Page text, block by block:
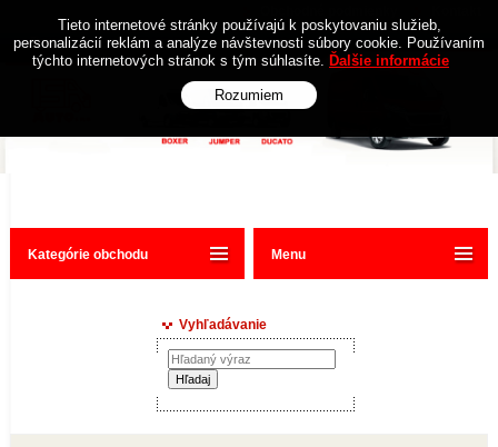
Kategórie obchodu
Vyhľadávanie
Menu
Tieto internetové stránky používajú k poskytovaniu služieb,
personalizácií reklám a analýze návštevnosti súbory cookie. Používaním
týchto internetových stránok s tým súhlasíte. Ďalšie informácie
Rozumiem